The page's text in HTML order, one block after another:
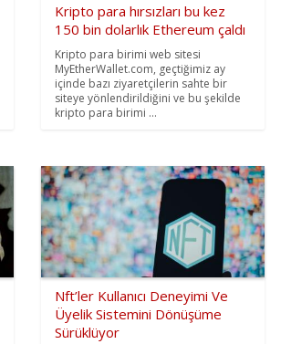
Kripto para hırsızları bu kez
150 bin dolarlık Ethereum çaldı
Kripto para birimi web sitesi
MyEtherWallet.com, geçtiğimiz ay
içinde bazı ziyaretçilerin sahte bir
siteye yönlendirildiğini ve bu şekilde
kripto para birimi ...
Nft’ler Kullanıcı Deneyimi Ve
Üyelik Sistemini Dönüşüme
Sürüklüyor